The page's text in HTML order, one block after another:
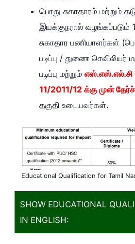
பொது சுகாதாரம் மற்றும்
இயக்குநரால் வழங்கப்படும்
சுகாதார பணியாளர்கள்
படிப்பு / துணை செவிலியர்
படிப்பு மற்றும் எஸ்.எஸ்.எல்.சி
11/2011/12 க்கு முன்
தகுதி உடையவர்கள்.
Educational Qualification for Tamil
SHOW EDUCATIONAL
IN ENGLISH: